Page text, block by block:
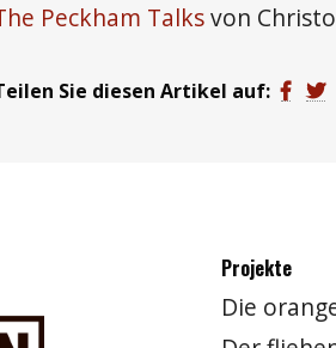
Peckham Talksvon
Sie diesen Artikel auf:
Projekte
Die